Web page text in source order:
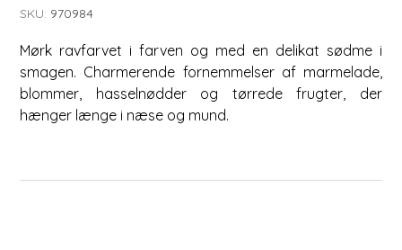
SKU: 970984
Mørk ravfarvet i farven og med en delikat sødme i
smagen. Charmerende fornemmelser af marmelade,
blommer, hasselnødder og tørrede frugter, der
hænger længe i næse og mund.